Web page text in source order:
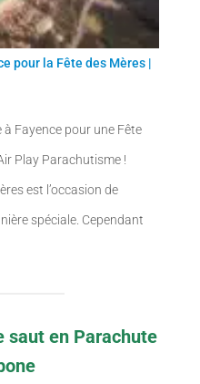
pour la Fête des Mères |
Fayence pour une Fête
Play Parachutisme !
est l’occasion de
spéciale. Cependant
saut en Parachute